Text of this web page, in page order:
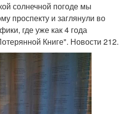
солнечной погоде мы
проспекту и заглянули во
где уже как 4 года
Книге". Новости 212.